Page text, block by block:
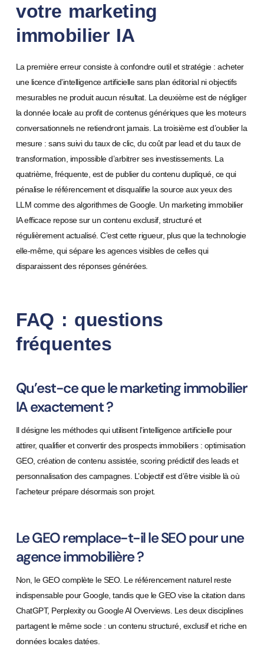
votre marketing
immobilier IA
La première erreur consiste à confondre outil et stratégie : acheter
une licence d’intelligence artificielle sans plan éditorial ni objectifs
mesurables ne produit aucun résultat. La deuxième est de négliger
la donnée locale au profit de contenus génériques que les moteurs
conversationnels ne retiendront jamais. La troisième est d’oublier la
mesure : sans suivi du taux de clic, du coût par lead et du taux de
transformation, impossible d’arbitrer ses investissements. La
quatrième, fréquente, est de publier du contenu dupliqué, ce qui
pénalise le référencement et disqualifie la source aux yeux des
LLM comme des algorithmes de Google. Un marketing immobilier
IA efficace repose sur un contenu exclusif, structuré et
régulièrement actualisé. C’est cette rigueur, plus que la technologie
elle-même, qui sépare les agences visibles de celles qui
disparaissent des réponses générées.
FAQ : questions
fréquentes
Qu’est-ce que le marketing immobilier
IA exactement ?
Il désigne les méthodes qui utilisent l’intelligence artificielle pour
attirer, qualifier et convertir des prospects immobiliers : optimisation
GEO, création de contenu assistée, scoring prédictif des leads et
personnalisation des campagnes. L’objectif est d’être visible là où
l’acheteur prépare désormais son projet.
Le GEO remplace-t-il le SEO pour une
agence immobilière ?
Non, le GEO complète le SEO. Le référencement naturel reste
indispensable pour Google, tandis que le GEO vise la citation dans
ChatGPT, Perplexity ou Google AI Overviews. Les deux disciplines
partagent le même socle : un contenu structuré, exclusif et riche en
données locales datées.